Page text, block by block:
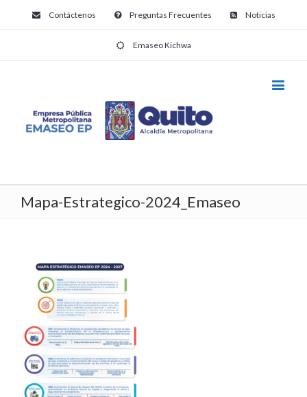
Contáctenos Preguntas Frecuentes Noticias
Emaseo Kichwa
Mapa-Estrategico-2024_Emaseo